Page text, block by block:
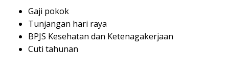
Gaji pokok
Tunjangan hari raya
BPJS Kesehatan dan Ketenagakerjaan
Cuti tahunan